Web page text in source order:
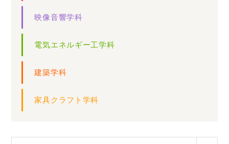
映像音響学科
電気エネルギー工学科
建築学科
家具クラフト学科